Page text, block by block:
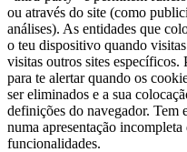
ou através do site (como
análises). As entidades que
o teu dispositivo quando
visitas outros sites
para te alertar quando os
ser eliminados e a sua
definições do navegador. Tem
numa apresentação
funcionalidades.